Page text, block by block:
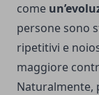
come
persone sono
ripetitivi e
maggiore
Naturalmente,